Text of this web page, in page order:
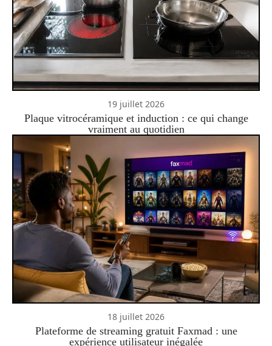
19 juillet 2026
Plaque vitrocéramique et induction : ce qui change
vraiment au quotidien
18 juillet 2026
Plateforme de streaming gratuit Faxmad : une
expérience utilisateur inégalée